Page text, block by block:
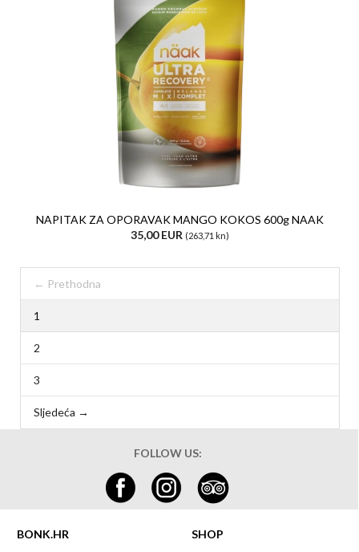
NAPITAK ZA OPORAVAK MANGO KOKOS 600g NAAK
35,00 EUR (263,71 kn)
← Prethodna
1
2
3
Sljedeća →
FOLLOW US:
BONK.HR
SHOP